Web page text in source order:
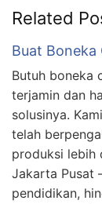
Related
Buat Boneka
Butuh boneka
terjamin dan
solusinya.
telah
produksi lebih
Jakarta Pusat
pendidikan,